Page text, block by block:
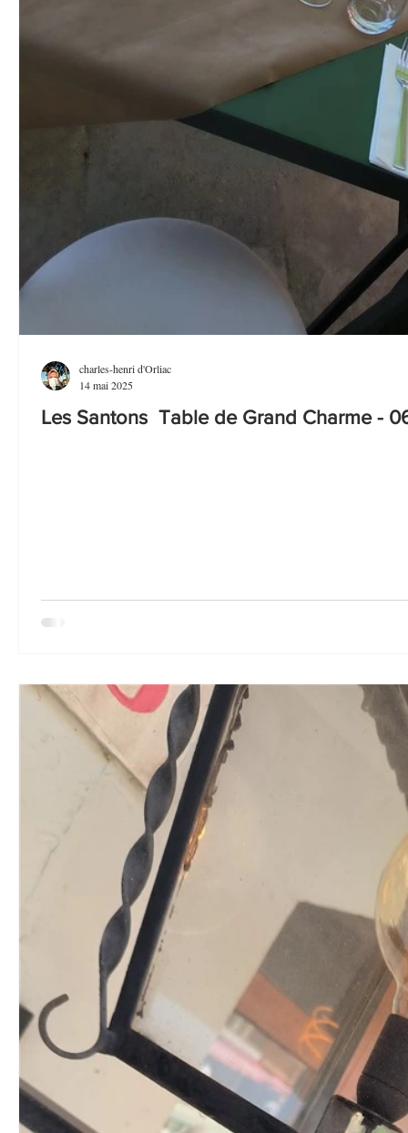
Les Santons Table de Grand Charme -
charles-henri d'Orliac
14 mai 2025